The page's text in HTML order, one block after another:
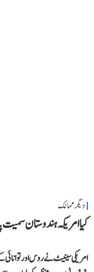
دیگر ممالک
کیا امریکہ ہندوستان